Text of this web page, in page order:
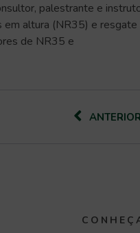
palestrante e
altura (NR35) e
de NR35 e
ANTERIOR